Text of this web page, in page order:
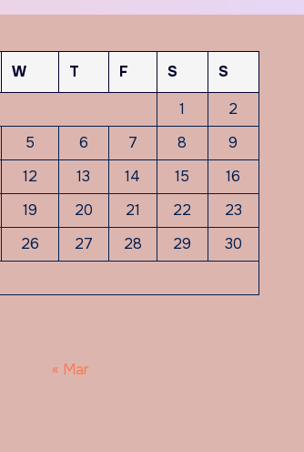
W T F S
S
1
2
5 6 7 8
9
12 13 14 15
16
19 20 21 22
23
26 27 28 29
30
« Mar